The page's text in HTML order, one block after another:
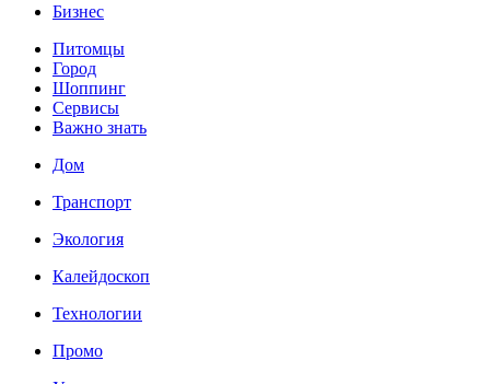
Бизнес
Питомцы
Город
Шоппинг
Сервисы
Важно знать
Дом
Транспорт
Экология
Калейдоскоп
Технологии
Промо